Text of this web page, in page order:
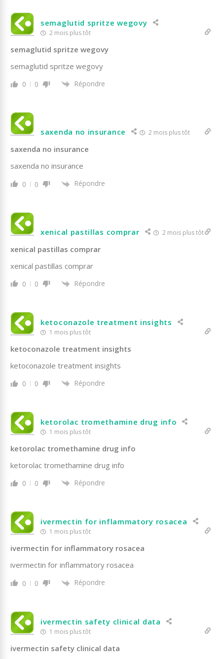
semaglutid spritze wegovy
2 mois plus tôt
semaglutid spritze wegovy
semaglutid spritze wegovy
0 0 Répondre
saxenda no insurance 2 mois plus tôt
saxenda no insurance
saxenda no insurance
0 0 Répondre
xenical pastillas comprar 2 mois plus tôt
xenical pastillas comprar
xenical pastillas comprar
0 0 Répondre
ketoconazole treatment insights
1 mois plus tôt
ketoconazole treatment insights
ketoconazole treatment insights
0 0 Répondre
ketorolac tromethamine drug info
1 mois plus tôt
ketorolac tromethamine drug info
ketorolac tromethamine drug info
0 0 Répondre
ivermectin for inflammatory rosacea
1 mois plus tôt
ivermectin for inflammatory rosacea
ivermectin for inflammatory rosacea
0 0 Répondre
ivermectin safety clinical data
1 mois plus tôt
ivermectin safety clinical data